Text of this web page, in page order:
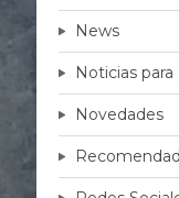
News
Noticias
Novedades